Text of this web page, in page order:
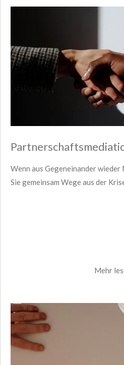
Wenn aus Gegeneinander
Sie gemeinsam Wege aus der
Mehr